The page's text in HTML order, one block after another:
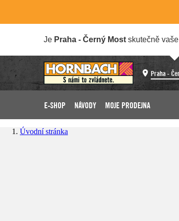
Je Praha - Černý Most skutečně
Praha -
E-SHOP NÁVODY MOJE PRODEJNA
Úvodní stránka